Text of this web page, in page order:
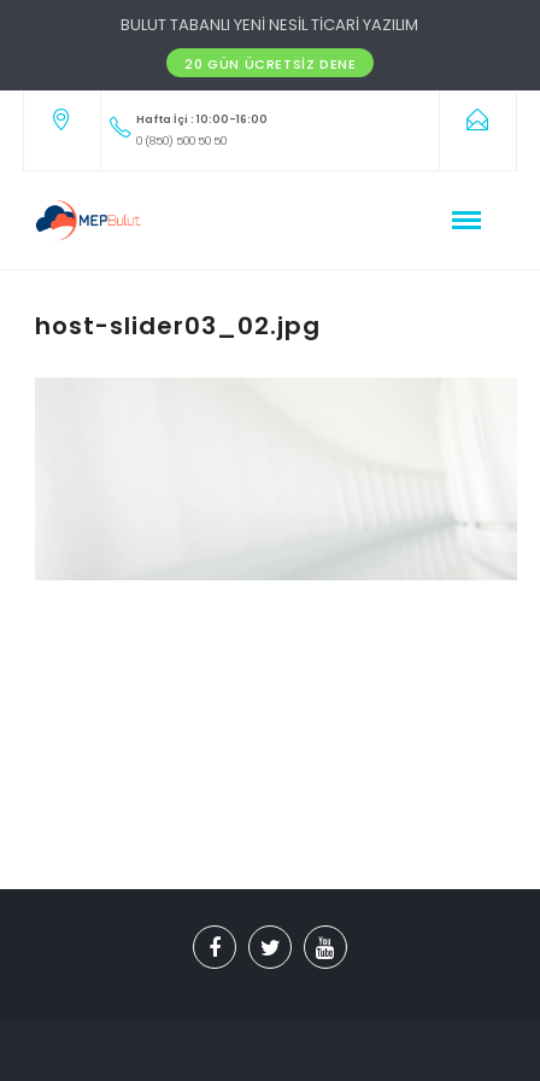
BULUT TABANLI YENİ NESİL TİCARİ YAZILIM
20 GÜN ÜCRETSIZ DENE
Hafta İçi : 10:00-16:00
0 (850) 500 50 50
host-slider03_02.jpg